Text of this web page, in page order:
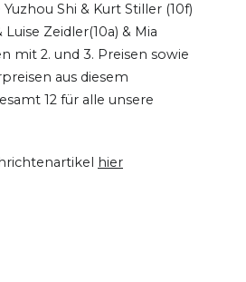
Shi & Kurt Stiller (10f)
Zeidler(10a) & Mia
mit 2. und 3. Preisen sowie
aus diesem
12 für alle unsere
hier